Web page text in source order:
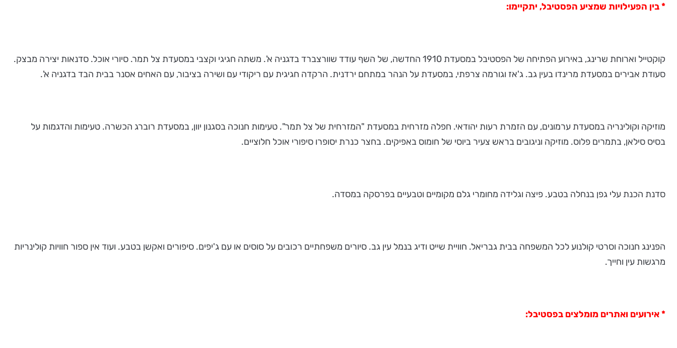
* בין הפעילויות שמציע הפסטיבל, יתקיימו:
קוקטייל וארוחת שרינג, באירוע הפתיחה של הפסטיבל במסעדת 1910 החדשה, של השף עודד שוורצברד בדגניה א'. משתה חגיגי וקצבי במסעדת צל תמר. סיורי אוכל. סדנאות יצירה מבצק.
סעודת אבירים במסעדת מרינדו בעין גב. ג'אז וגורמה צרפתי, במסעדת על הנהר במתחם ירדנית. הרקדה חגיגית עם ריקודי עם ושירה בציבור, עם האחים אסנר בבית הבד בדגניה א'.
מוזיקה וקולינריה במסעדת ערמונים, עם הזמרת רעות יהודאי. חפלה מזרחית במסעדת "המזרחית של צל תמר". טעימות חנוכה בסגנון יוון, במסעדת רוברג הכשרה. טעימות והדגמות על
בסיס סילאן, בתמרים פלוס. מוזיקה וניגובים בראש צעיר ביוסי של חומוס באפיקים. בחצר כנרת יסופרו סיפורי אוכל חלוציים.
סדנת הכנת עלי גפן בנחלה בטבע. פיצה וגלידה מחומרי גלם מקומיים וטבעיים בפרסקה במסדה.
הפנינג חנוכה וסרטי קולנוע לכל המשפחה בבית גבריאל. חוויית שייט ודיג בנמל עין גב. סיורים משפחתיים רכובים על סוסים או עם ג'יפים. סיפורים ואקשן בטבע. ועוד אין ספור חוויות קולינריות
מרגשות עין וחייך.
* אירועים ואתרים מומלצים בפסטיבל: